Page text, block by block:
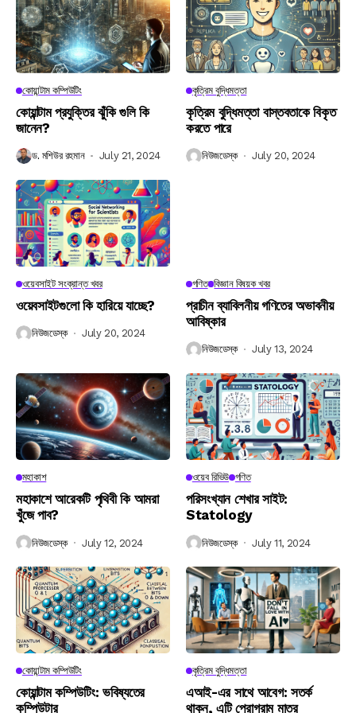
কোয়ান্টাম কম্পিউটিং
কোয়ান্টাম প্রযুক্তির ঝুঁকি গুলি কি
জানেন?
ড. মশিউর রহমান July 21, 2024
কৃত্রিম বুদ্ধিমত্তা
কৃত্রিম বুদ্ধিমত্তা বাস্তবতাকে বিকৃত
করতে পারে
নিউজডেস্ক July 20, 2024
ওয়েবসাইট সংক্রান্ত খবর
ওয়েবসাইটগুলো কি হারিয়ে যাচ্ছে?
নিউজডেস্ক July 20, 2024
গণিত বিজ্ঞান বিষয়ক খবর
প্রাচীন ব্যাবিলনীয় গণিতের অভাবনীয়
আবিষ্কার
নিউজডেস্ক July 13, 2024
মহাকাশ
মহাকাশে আরেকটি পৃথিবী কি আমরা
খুঁজে পাব?
নিউজডেস্ক July 12, 2024
ওয়েব রিভিউ গণিত
পরিসংখ্যান শেখার সাইট:
Statology
নিউজডেস্ক July 11, 2024
কোয়ান্টাম কম্পিউটিং
কোয়ান্টাম কম্পিউটিং: ভবিষ্যতের
কম্পিউটার
কৃত্রিম বুদ্ধিমত্তা
এআই-এর সাথে আবেগ: সতর্ক
থাকুন, এটি প্রোগ্রাম মাত্র